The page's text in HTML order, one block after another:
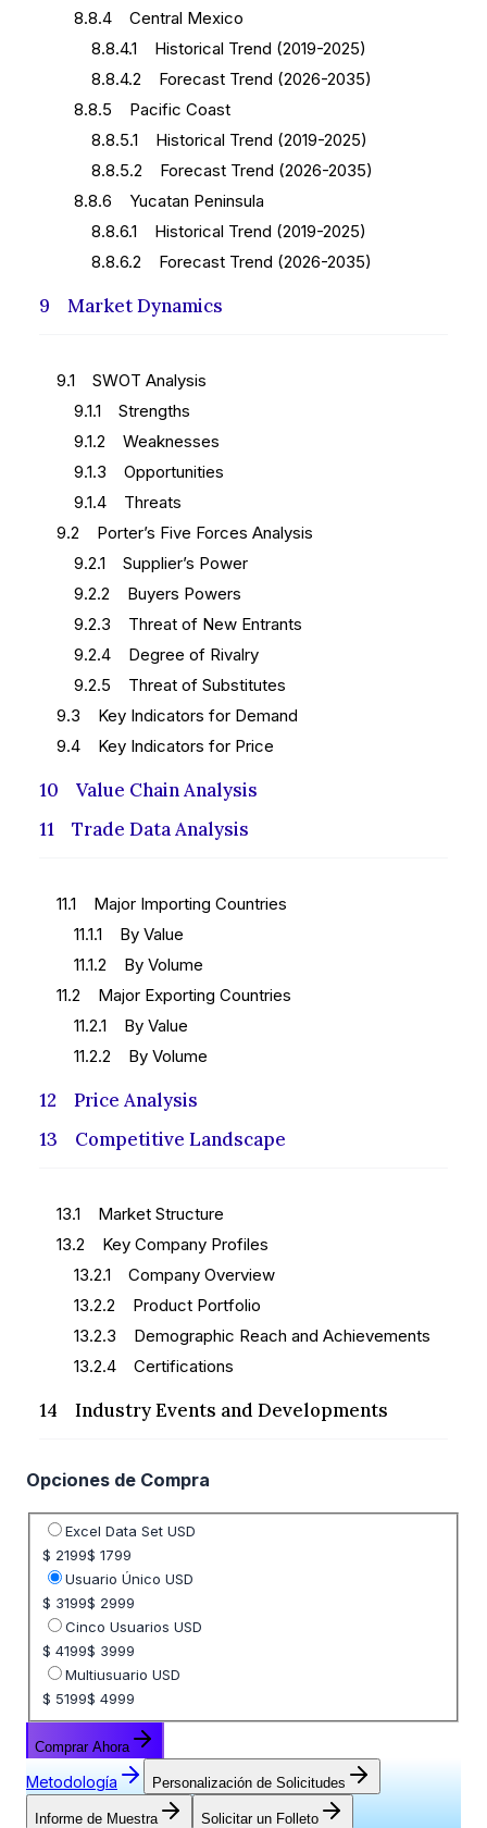
8.8.4 Central Mexico
8.8.4.1 Historical Trend (2019-2025)
8.8.4.2 Forecast Trend (2026-2035)
8.8.5 Pacific Coast
8.8.5.1 Historical Trend (2019-2025)
8.8.5.2 Forecast Trend (2026-2035)
8.8.6 Yucatan Peninsula
8.8.6.1 Historical Trend (2019-2025)
8.8.6.2 Forecast Trend (2026-2035)
9 Market Dynamics
9.1 SWOT Analysis
9.1.1 Strengths
9.1.2 Weaknesses
9.1.3 Opportunities
9.1.4 Threats
9.2 Porter’s Five Forces Analysis
9.2.1 Supplier’s Power
9.2.2 Buyers Powers
9.2.3 Threat of New Entrants
9.2.4 Degree of Rivalry
9.2.5 Threat of Substitutes
9.3 Key Indicators for Demand
9.4 Key Indicators for Price
10 Value Chain Analysis
11 Trade Data Analysis
11.1 Major Importing Countries
11.1.1 By Value
11.1.2 By Volume
11.2 Major Exporting Countries
11.2.1 By Value
11.2.2 By Volume
12 Price Analysis
13 Competitive Landscape
13.1 Market Structure
13.2 Key Company Profiles
13.2.1 Company Overview
13.2.2 Product Portfolio
13.2.3 Demographic Reach and Achievements
13.2.4 Certifications
14 Industry Events and Developments
Opciones de Compra
Seleccione opción de precio
Excel Data Set USD
$ 2199$ 1799
Usuario Único USD
$ 3199$ 2999
Cinco Usuarios USD
$ 4199$ 3999
Multiusuario USD
$ 5199$ 4999
Comprar Ahora
Metodología Personalización de Solicitudes
Informe de Muestra Solicitar un Folleto